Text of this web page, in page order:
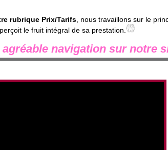
rubrique Prix/Tarifs, nous travaillons sur le
le fruit intégral de sa prestation.
navigation sur notre